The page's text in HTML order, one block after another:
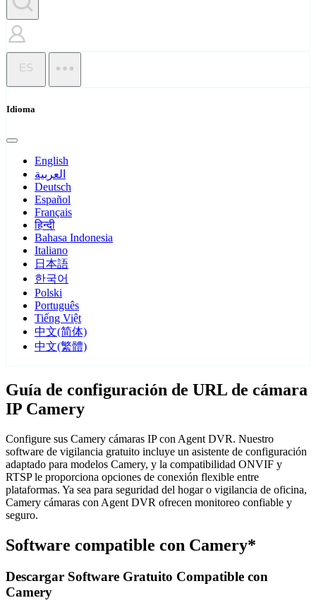
ES
Idioma
English
العربية
Deutsch
Español
Français
हिन्दी
Bahasa Indonesia
Italiano
日本語
한국어
Polski
Português
Tiếng Việt
中文(简体)
中文(繁體)
Guía de configuración de URL de cámara
IP Camery
Configure sus Camery cámaras IP con Agent DVR. Nuestro
software de vigilancia gratuito incluye un asistente de configuración
adaptado para modelos Camery, y la compatibilidad ONVIF y
RTSP le proporciona opciones de conexión flexible entre
plataformas. Ya sea para seguridad del hogar o vigilancia de oficina,
Camery cámaras con Agent DVR ofrecen monitoreo confiable y
seguro.
Software compatible con Camery*
Descargar Software Gratuito Compatible con
Camery